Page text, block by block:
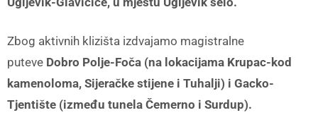
Zbog aktivnih klizišta izdvajamo magistralne
puteve Dobro Polje-Foča (na lokacijama Krupac-kod
kamenoloma, Sijeračke stijene i Tuhalji) i Gacko-
Tjentište (između tunela Čemerno i Surdup).